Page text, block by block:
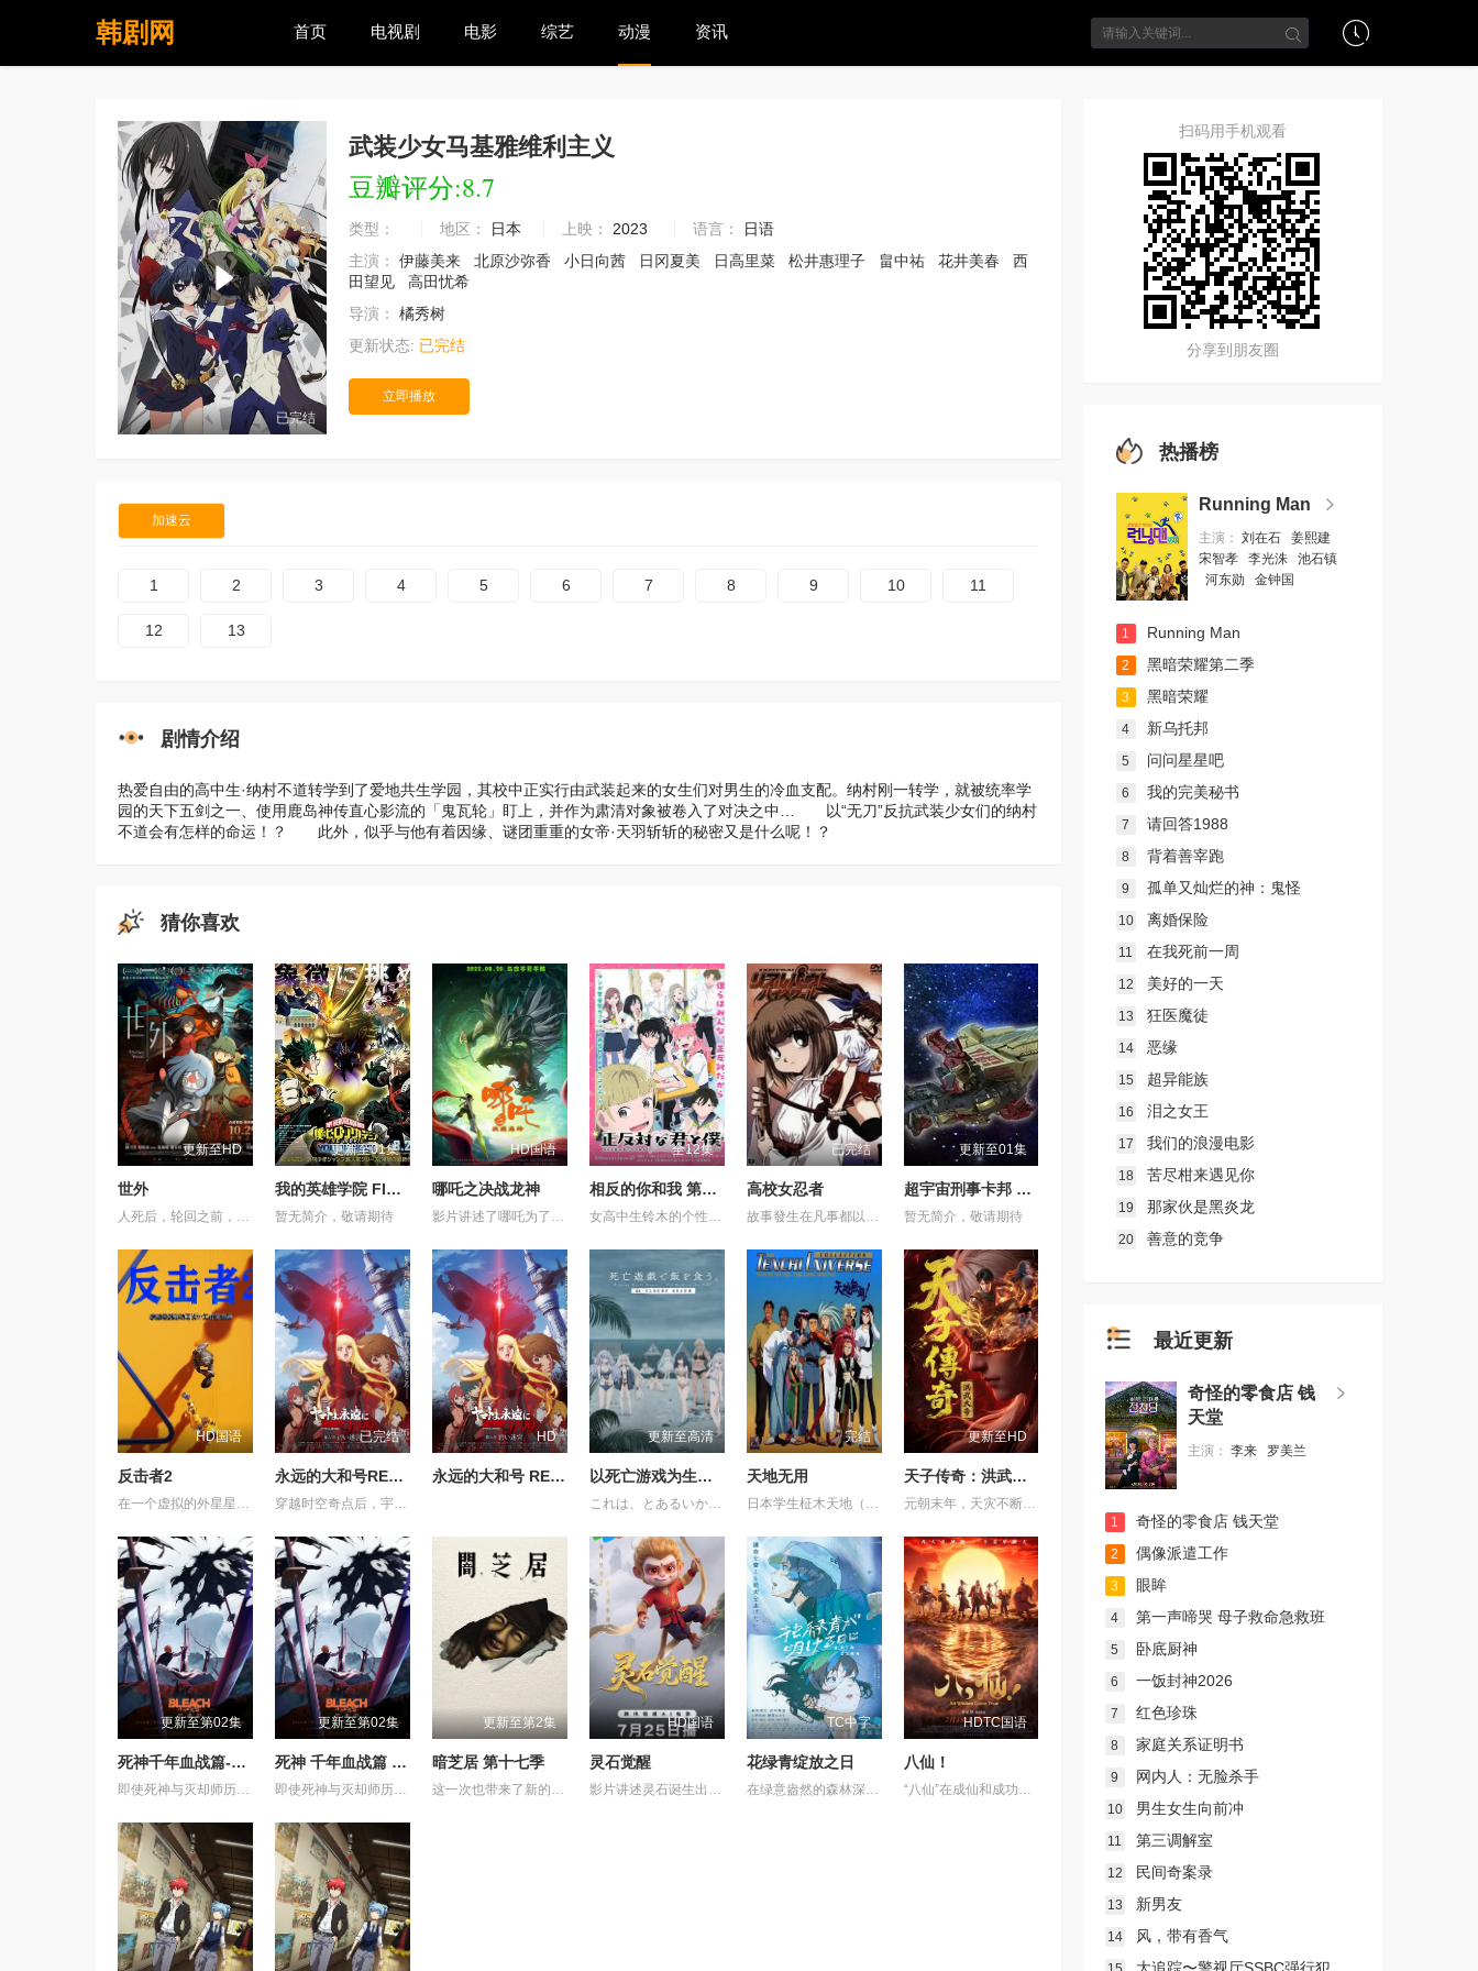
韩剧网 首页 电视剧 电影 综艺 动漫 资讯
已完结
武装少女马基雅维利主义
豆瓣评分:8.7
类型： 地区： 日本 上映： 2023 语言：
日语
主演：
伊藤美来 北原沙弥香 小日向茜 日冈夏美 日高里菜 松井惠理子 畠中祐 花井美春
西
田望见
高田忧希
导演：
橘秀树
更新状态: 已完结
立即播放
加速云
1 2 3 4 5 6 7 8 9 10 11
12 13
剧情介绍
热爱自由的高中生·纳村不道转学到了爱地共生学园，其校中正实行由武装起来的女生们对男生的冷血支配。纳村刚一转学，就被统率学
园的天下五剑之一、使用鹿岛神传直心影流的「鬼瓦轮」盯上，并作为肃清对象被卷入了对决之中… 以“无刀”反抗武装少女们的纳村
不道会有怎样的命运！？ 此外，似乎与他有着因缘、谜团重重的女帝·天羽斩斩的秘密又是什么呢！？
猜你喜欢
更新至HD
世外
人死后，轮回之前，亡魂会来到一处奇异之地——“世外”。灵守日复一日引领亡魂去投胎，直至一天，灵守小鬼遇上了不愿转世的小妹，让不懂人类情感的小鬼看到了不再一样的“世外”。 在带领小妹转世的路途上，小鬼揭示了她前世的遗憾，亦触发了难以逆转的诅咒——若小妹完全被忿恨支配，不论世外、人间，将与她一同灰飞烟灭…… 为了小妹，小鬼得到天女的允许，与武功高强的黑天踏上横跨千年的征途，纵然在路上危机四伏，他仍不惜多次舍身相救，只为了小妹能忘记过去的伤痛，并原谅自己，一身轻盈，走上轮回转世之路……
更新至01集
我的英雄学院 FINAL SEASON 特别篇
暂无简介，敬请期待
HD国语
哪吒之决战龙神
影片讲述了哪吒为了救出活祭的小孩，杀死龙三太子。因而惹怒了龙神，被龙神所伤，断掉一臂。最终在太乙真人的帮助下，塑莲藕手臂，提升“离火印”实力，最终击败龙神，拯救陈塘关，战胜邪恶的故事。 (电审动字[2021]第20号)
全12集
相反的你和我 第一季
女高中生铃木的个性开朗、交友甚广、擅长察言观色，是班上的中心人物之一，她喜欢的对象是坐在自己隔壁的男同学谷，而谷的个性与铃木恰恰相反，他内敛沉稳、有主见、待人一视同仁。铃木一直无法鼓起勇气告白，直到某日一个偶然机会，两人放学回家时走在同一条路上，并因此牵起了手。之后两人相互倾诉对彼此的好感，并开始交往，而同学们虽然感到讶异，但也都很支持两人的恋情。
已完结
高校女忍者
故事發生在凡事都以決鬥解決的大門高中。就讀大門高中的怪怪女生御劍涼子，是個熱愛武士道，劍術高超的時代劇迷，更是解決校內麻煩「K FIGHT」決鬥制度的冠軍！ 某天在御劍涼子面前突然出現了一個神秘巫女，涼子並因此被召喚進入異次元空間，和那裡的妖魔獸展開戰鬥！究竟現實世界與異次元空間有什麼關係？陸續登場的謎樣角色，又將為涼子帶來什麼遭遇呢？現在，戰鬥的鐘聲即將為御劍涼子響起！
更新至01集
超宇宙刑事卡邦 无限 外传
暂无简介，敬请期待
HD国语
反击者2
已完结
永远的大和号REBEL3199第六章碧蓝迷宫
穿越时空奇点后，宇宙战舰大和号抵达了一个全新的世界。这里并非未来，而是2026年的东京。远在加米拉斯战争爆发之前。一个未受行星核弹摧残的古老地球。如果大和号在这个时代驶向加米拉斯星球，未来或许会被改变。德萨里姆试图实现的“历史篡改”——土门龙介也面临着同样的诱惑。人类被德萨里姆改造的未来，以及战争本身的历史，或许都会消失。宇宙战舰大和号——以及他们自身——也将不复存在。然而，和平将会留存。一个阻止悲剧发生的绝望愿望。在莎夏猩红双眼的注视下，大和号化作一艘漆黑的战舰。在它留下的痕迹尽头，等待着它的是什么？
HD
永远的大和号 REBEL3199 第六章 碧蓝迷宫
更新至高清
以死亡游戏为生。44:CLOUDY BEACH
これは、とあるいかれた世界の話。 プレイヤーネーム 幽鬼 職業 殺人ゲームのプロフェッショナル。 プレイヤーの生存率が極端に減少するジンクス 三十の壁 を乗り越え、 幽鬼は歩き続ける。 死が隣り合わせのゲーム。続いて挑むは絶海の孤島。 そこに集められたのは8人のプレイヤー。幽鬼が見知った熟練者も、 中にはいた。 ゲーム クラウディビーチ 。 壁を越えた先には、壁を越えた人しかいない。 彼女は今日も、死亡遊戯で飯を食う。
完结
天地无用
更新至HD
天子传奇：洪武大帝
元朝末年，天灾不断，乱世动荡，汉人饱受异族压迫，天下苍生苦盼明主。上古神器天翔五灵突然现世，江湖传言 “得五灵者，得天下”。一时间，明教、白莲教等武林势力纷纷出动，争夺至宝。大元朝廷为稳固江山，派出精锐铁骑十三翼，一面残酷镇压反元义军，一面全力追查五灵下落。就在这风雨飘摇的乱世之中，一代新天子悄然崛起，一场席卷天下、改写王朝命运的夺鼎争霸，就此拉开序幕。
更新至第02集
死神千年血战篇-祸进谭-
即使死神与灭却师历经千年的血战尽头，毁灭的未来已隐约可见── 王族特务·零番队迎击企图侵入灵王宫的友哈巴赫。 然而，灭却师之王及其亲卫队击溃了零番队壮烈的卍解，最终踏入灵王大内里。 从兵主部一兵卫手中接过守护灵王重任的黑崎一护等人， 却因友哈巴赫的诡计，使一护挥剑斩向了灵王。 灵王之死──意味着三界的崩溃。 各界出现&quot;扭曲&quot;，毁灭的预兆开始笼罩世界。 护廷十三队与残存的灭却师联手，向灵王宫进发。 但灵王宫已落入&quot;看不见的帝国&quot;之手，化身为&quot;真世界城&quot;。 亲卫队在那座仿佛嘲笑着死神们、耸立于天空的城中严阵以待。 护廷十三队与亲卫队在&quot;真世界城&quot;各处展开激战。 一护理解了雨龙的真正心意，作为互相信赖的同伴，再次坚定了守护世界的决心。 已成为超越&quot;全知全能&quot;存在的友哈巴赫。 赌上三界存亡的壮烈战斗，正迈向终局。 在混沌之祸前方等待的，是绝望还是希望──
更新至第02集
死神 千年血战篇 -祸进谭-
即使死神与灭却师历经千年的血战尽头，毁灭的未来已隐约可见── 王族特务·零番队迎击企图侵入灵王宫的友哈巴赫。 然而，灭却师之王及其亲卫队击溃了零番队壮烈的卍解，最终踏入灵王大内里。 从兵主部一兵卫手中接过守护灵王重任的黑崎一护等人， 却因友哈巴赫的诡计，使一护挥剑斩向了灵王。 灵王之死──意味着三界的崩溃。 各界出现"扭曲"，毁灭的预兆开始笼罩世界。 护廷十三队与残存的灭却师联手，向灵王宫进发。 但灵王宫已落入"看不见的帝国"之手，化身为"真世界城"。 亲卫队在那座仿佛嘲笑着死神们、耸立于天空的城中严阵以待。 护廷十三队与亲卫队在"真世界城"各处展开激战。 一护理解了雨龙的真正心意，作为互相信赖的同伴，再次坚定了守护世界的决心。 已成为超越"全知全能"存在的友哈巴赫。 赌上三界存亡的壮烈战斗，正迈向终局。 在混沌之祸前方等待的，是绝望还是希望──
更新至第2集
暗芝居 第十七季
这一次也带来了新的主题与新的恐怖演出，充满了令人脊背发凉的故事。负责演唱片尾主题曲的二人歌谣组合“风轮”也会以声优的身份参加，成为本季的一大亮点。 又出现在孩子们面前的令人毛骨悚然的纸芝居艺人大叔，这次带来的令人身心冻结的恐怖纸芝居，主题是“决”。描绘着与“决”相关的奇妙都市传说，以及遭遇了谁都没有见过的怪奇现象的人们的身姿的壮烈故事被编织了出来。
HD国语
灵石觉醒
影片讲述灵石诞生出的石灵儿，被石矶娘娘收养。哪吒误伤石矶徒弟，太乙真人偏袒哪吒，锁住石矶。石灵儿为救母学艺，却卷入太白金星的阴谋。最终石灵儿自我觉醒，和族人同心协力打破天罗地网，拯救族人的英雄之旅。
TC中字
花绿青绽放之日
在绿意盎然的森林深处，有一家名为“带刀烟火店”的烟花工厂，因小镇重新开发，该工厂被迫面临拆迁，带刀敬太郎已经在这里坚持了四年，代替失踪的父亲，专注于制作被称为“幻之烟花”的＜守破离＞，希望将其完成。另一边，住在东京的青梅竹马薰，因过去发生的一起事件离开了家乡，然而在拆迁最后期限的前一天，薰拜访了带刀家，两人再次相遇，并制定了一项令人震惊的计划以揭开失落烟花的秘密，而这一切的关键，竟是那美丽的蓝色颜料“花绿青”。
HDTC国语
八仙！
“八仙”在成仙和成功之间选择了“成团”，在搞钱和搞事业之间选择了“搞事情”？！吕洞宾、钟离权带队，集结何仙姑、铁拐李、韩湘子、曹国舅、蓝采和与张果老，八个身份各异的凡人因不同机缘稀里糊涂凑在了蓬莱仙境，有人临时起意有人开团秒跟，开起道观过足了“神仙”瘾！面对蓬莱百姓主打一个“有求必应”，草台班子的外壳下却暗藏着“瞒天过海”的胆识。怎料一个惊天阴谋正悄咪咪朝他们砸过来，这场啼笑皆非的奇幻之旅，最终会走向何处呢？ 影片以家喻户晓的传统民间故事“八仙过海”为灵感进行创作。
扫码用手机观看
分享到朋友圈
热播榜
Running Man
主演： 刘在石
姜熙建
宋智孝
李光洙
池石镇
河东勋
金钟国
1 Running Man
2 黑暗荣耀第二季
3 黑暗荣耀
4 新乌托邦
5 问问星星吧
6 我的完美秘书
7 请回答1988
8 背着善宰跑
9 孤单又灿烂的神：鬼怪
10 离婚保险
11 在我死前一周
12 美好的一天
13 狂医魔徒
14 恶缘
15 超异能族
16 泪之女王
17 我们的浪漫电影
18 苦尽柑来遇见你
19 那家伙是黑炎龙
20 善意的竞争
最近更新
奇怪的零食店 钱
天堂
主演： 李来 罗美兰
1 奇怪的零食店 钱天堂
2 偶像派遣工作
3 眼眸
4 第一声啼哭 母子救命急救班
5 卧底厨神
6 一饭封神2026
7 红色珍珠
8 家庭关系证明书
9 网内人：无脸杀手
10 男生女生向前冲
11 第三调解室
12 民间奇案录
13 新男友
14 风，带有香气